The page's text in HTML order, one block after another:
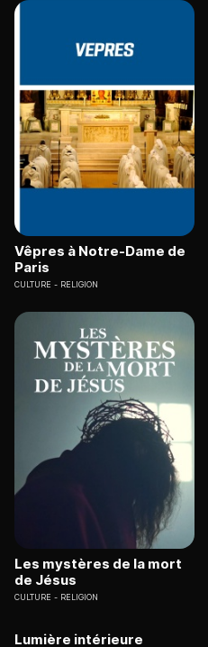
Vêpres à Notre-Dame de
Paris
CULTURE RELIGION
Les mystères de la mort
de Jésus
CULTURE RELIGION
Lumière intérieure